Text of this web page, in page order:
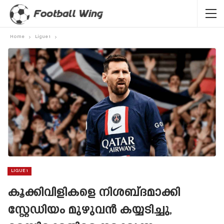
Home Ligue 1
LIGUE 1
കൂക്കിവിളികളെ നിശബ്‌ദമാക്കി
സ്റ്റേഡിയം മുഴുവൻ കയ്യടിച്ചു,